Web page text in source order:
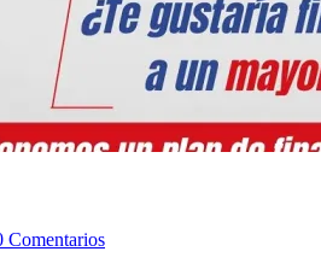
Comentarios